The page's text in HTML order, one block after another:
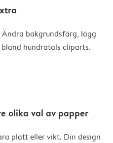
bakgrundsfärg, lägg
hundratals cliparts.
olika val av papper
platt eller vikt. Din design